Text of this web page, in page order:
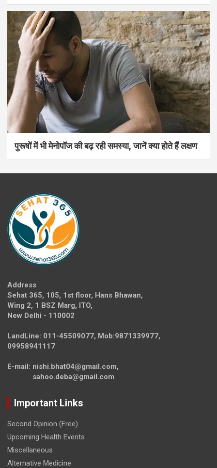
पुरूषों में भी मेनोपॉज की बढ़ रही समस्या, जानें क्या होते हैं लक्षण
Address
Sehat 365, 105, 1st floor, Hans Bhawan,
Wing 2, 1 BSZ Marg, ITO,
New Delhi - 110002
LandLine: 011-45509077, Mob:9871339977,
09958941117
E-mail: nishi.bhat04@gmail.com,
sahoo.deba@gmail.com
Important Links
Second Opinion (Free)
Upcoming Health Events
Miscellaneous
Alternative Medicine